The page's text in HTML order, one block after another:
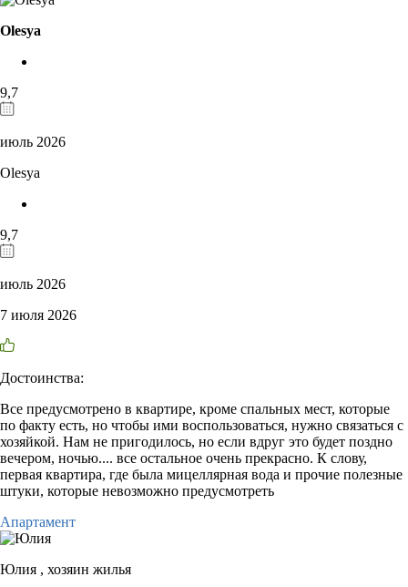
Olesya
9,7
июль 2026
Olesya
9,7
июль 2026
7 июля 2026
Достоинства:
Все предусмотрено в квартире, кроме спальных мест, которые
по факту есть, но чтобы ими воспользоваться, нужно связаться с
хозяйкой. Нам не пригодилось, но если вдруг это будет поздно
вечером, ночью.... все остальное очень прекрасно. К слову,
первая квартира, где была мицеллярная вода и прочие полезные
штуки, которые невозможно предусмотреть
Апартамент
Юлия , хозяин жилья